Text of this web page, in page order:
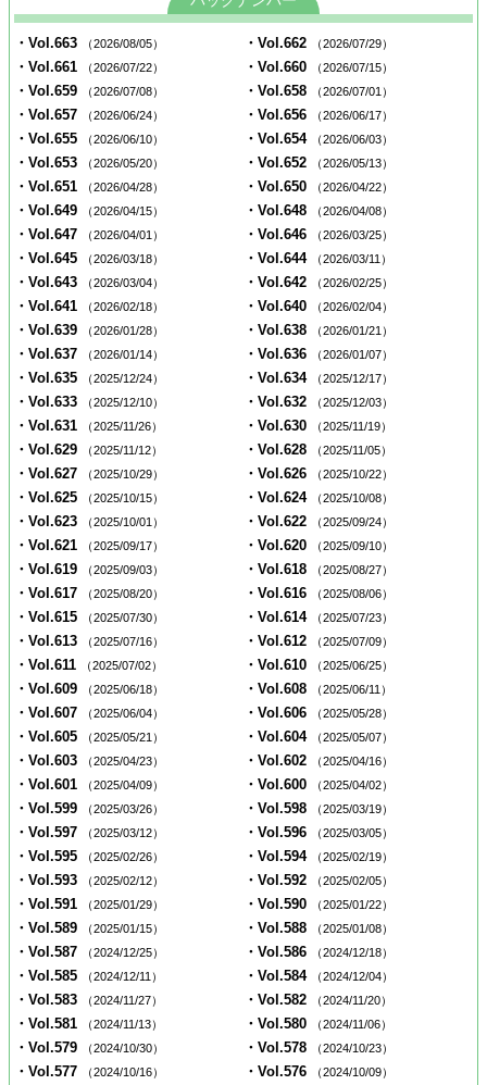
・Vol.663 （2026/08/05） ・Vol.662 （2026/07/29）
・Vol.661 （2026/07/22） ・Vol.660 （2026/07/15）
・Vol.659 （2026/07/08） ・Vol.658 （2026/07/01）
・Vol.657 （2026/06/24） ・Vol.656 （2026/06/17）
・Vol.655 （2026/06/10） ・Vol.654 （2026/06/03）
・Vol.653 （2026/05/20） ・Vol.652 （2026/05/13）
・Vol.651 （2026/04/28） ・Vol.650 （2026/04/22）
・Vol.649 （2026/04/15） ・Vol.648 （2026/04/08）
・Vol.647 （2026/04/01） ・Vol.646 （2026/03/25）
・Vol.645 （2026/03/18） ・Vol.644 （2026/03/11）
・Vol.643 （2026/03/04） ・Vol.642 （2026/02/25）
・Vol.641 （2026/02/18） ・Vol.640 （2026/02/04）
・Vol.639 （2026/01/28） ・Vol.638 （2026/01/21）
・Vol.637 （2026/01/14） ・Vol.636 （2026/01/07）
・Vol.635 （2025/12/24） ・Vol.634 （2025/12/17）
・Vol.633 （2025/12/10） ・Vol.632 （2025/12/03）
・Vol.631 （2025/11/26） ・Vol.630 （2025/11/19）
・Vol.629 （2025/11/12） ・Vol.628 （2025/11/05）
・Vol.627 （2025/10/29） ・Vol.626 （2025/10/22）
・Vol.625 （2025/10/15） ・Vol.624 （2025/10/08）
・Vol.623 （2025/10/01） ・Vol.622 （2025/09/24）
・Vol.621 （2025/09/17） ・Vol.620 （2025/09/10）
・Vol.619 （2025/09/03） ・Vol.618 （2025/08/27）
・Vol.617 （2025/08/20） ・Vol.616 （2025/08/06）
・Vol.615 （2025/07/30） ・Vol.614 （2025/07/23）
・Vol.613 （2025/07/16） ・Vol.612 （2025/07/09）
・Vol.611 （2025/07/02） ・Vol.610 （2025/06/25）
・Vol.609 （2025/06/18） ・Vol.608 （2025/06/11）
・Vol.607 （2025/06/04） ・Vol.606 （2025/05/28）
・Vol.605 （2025/05/21） ・Vol.604 （2025/05/07）
・Vol.603 （2025/04/23） ・Vol.602 （2025/04/16）
・Vol.601 （2025/04/09） ・Vol.600 （2025/04/02）
・Vol.599 （2025/03/26） ・Vol.598 （2025/03/19）
・Vol.597 （2025/03/12） ・Vol.596 （2025/03/05）
・Vol.595 （2025/02/26） ・Vol.594 （2025/02/19）
・Vol.593 （2025/02/12） ・Vol.592 （2025/02/05）
・Vol.591 （2025/01/29） ・Vol.590 （2025/01/22）
・Vol.589 （2025/01/15） ・Vol.588 （2025/01/08）
・Vol.587 （2024/12/25） ・Vol.586 （2024/12/18）
・Vol.585 （2024/12/11） ・Vol.584 （2024/12/04）
・Vol.583 （2024/11/27） ・Vol.582 （2024/11/20）
・Vol.581 （2024/11/13） ・Vol.580 （2024/11/06）
・Vol.579 （2024/10/30） ・Vol.578 （2024/10/23）
・Vol.577 （2024/10/16） ・Vol.576 （2024/10/09）